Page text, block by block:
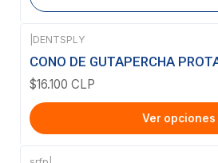
DENTSPLY
CONO DE GUTAPERCHA
$16.100 CLP
Ver opciones